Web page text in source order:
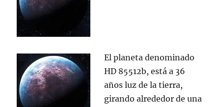
El planeta denominado
HD 85512b, está a 36
años luz de la tierra,
girando alrededor de una